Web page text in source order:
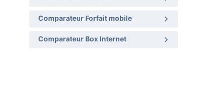
Comparateur Forfait mobile
Comparateur Box Internet